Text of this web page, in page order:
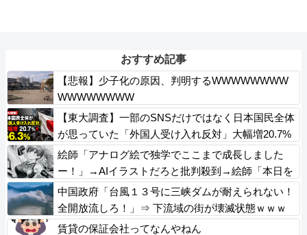
おすすめ記事
【悲報】少子化の原因、判明するWWWWWWWW
WWWWWWWW
【東大調査】一部のSNSだけではなく日本国民全体
が思っていた「外国人受け入れ反対」大幅増20.7%
↑56.3%
絵師「アナログ絵で独学でここまで成長しました
ー！」→AIイラストだろと批判殺到→絵師「本日を
もちまして全てを終えようと思います」→しか
し・・・
中国政府「台風１３号に三峡ダムが耐えられない！
全開放流しろ！」⇒ 下流域の街が壊滅状態ｗｗｗ
ｗｗ
賃貸の保証会社ってなんやねん